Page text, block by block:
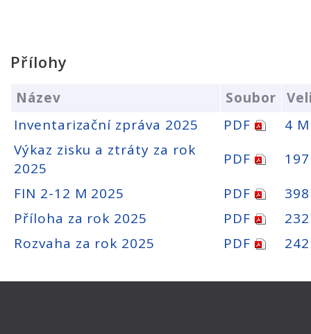
Přílohy
Název Soubor
Inventarizační zpráva 2025
PDF
4
Výkaz zisku a ztráty za rok
2025
PDF
FIN 2-12 M 2025
PDF
Příloha za rok 2025
PDF
Rozvaha za rok 2025
PDF